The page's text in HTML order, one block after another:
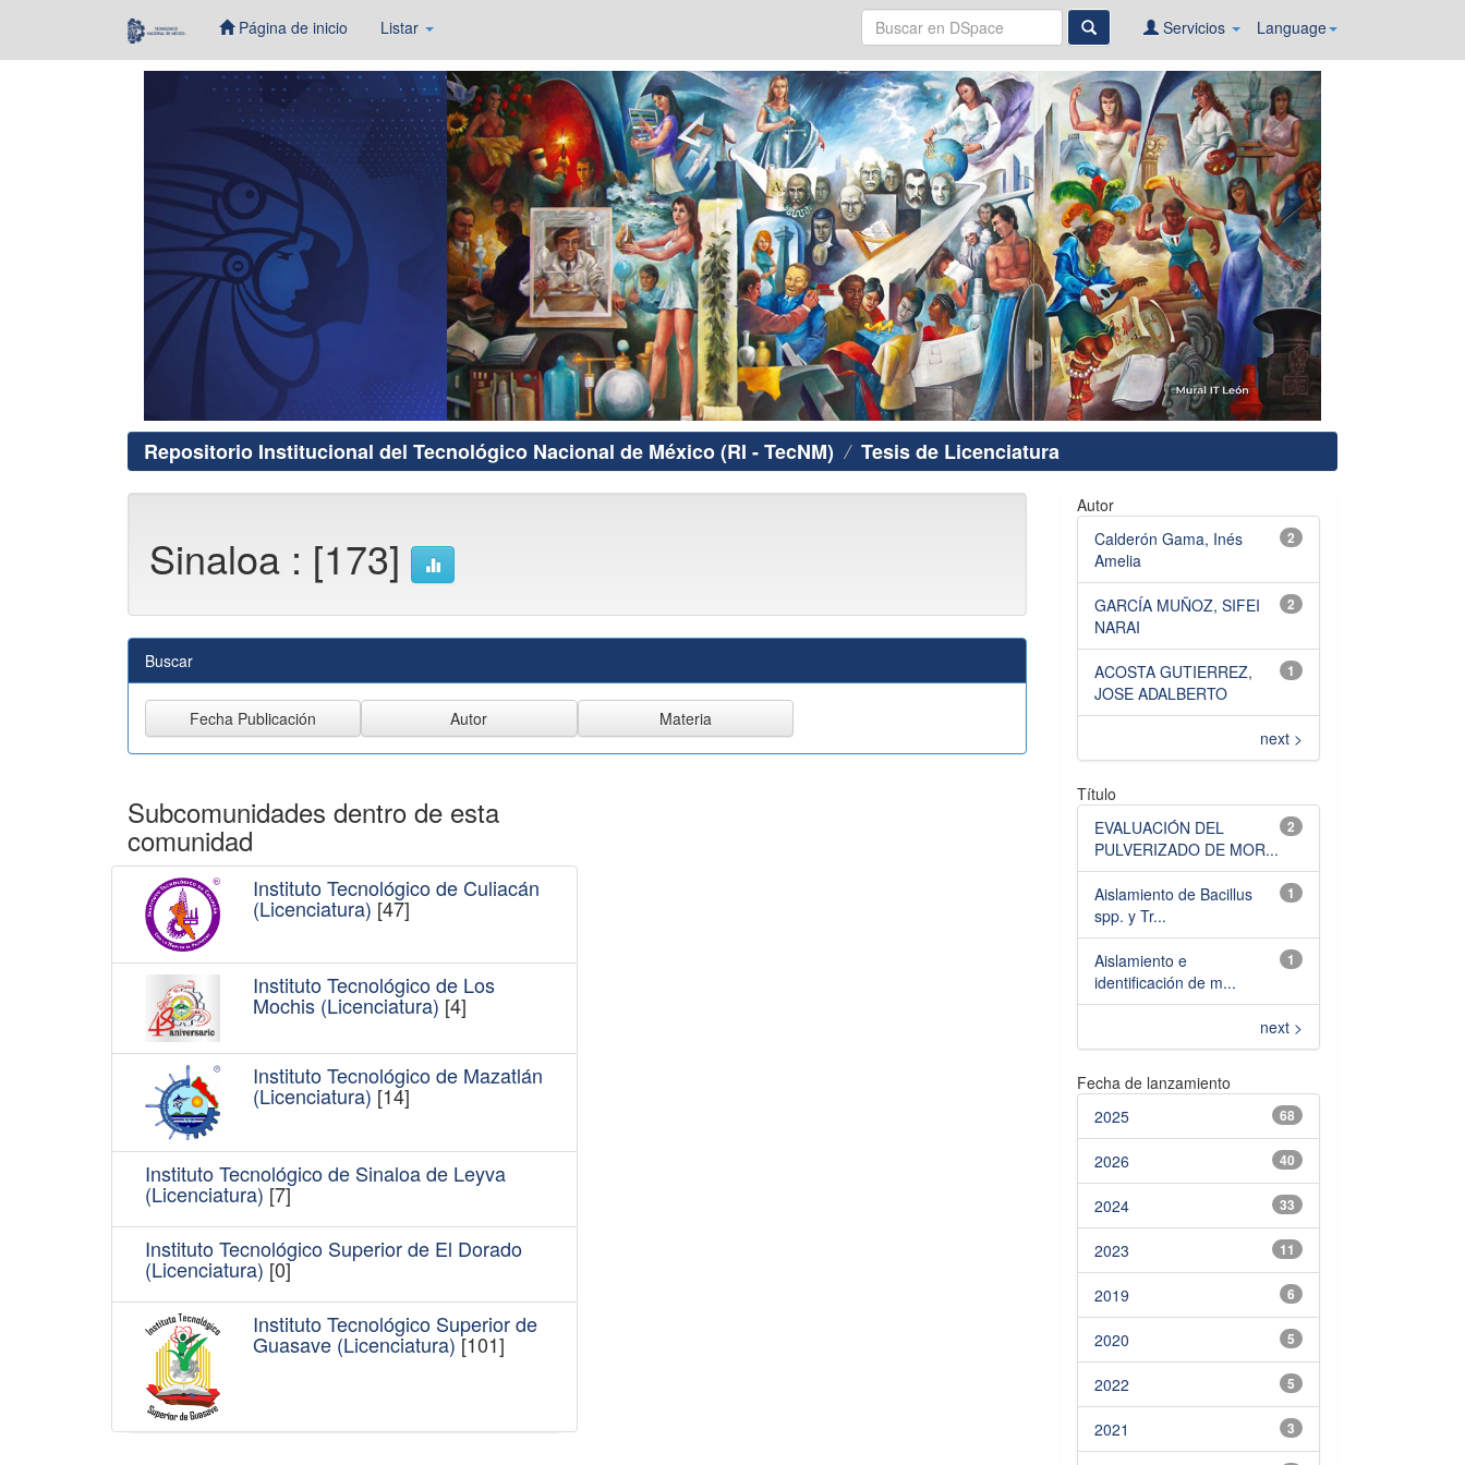
Página de inicio Listar Language
Servicios
Repositorio Institucional del Tecnológico Nacional de México (RI - TecNM) Tesis de Licenciatura
Sinaloa : [173]
Buscar
Subcomunidades dentro de esta
comunidad
Instituto Tecnológico de Culiacán
(Licenciatura) [47]
Instituto Tecnológico de Los
Mochis (Licenciatura) [4]
Instituto Tecnológico de Mazatlán
(Licenciatura) [14]
Instituto Tecnológico de Sinaloa de Leyva
(Licenciatura) [7]
Instituto Tecnológico Superior de El Dorado
(Licenciatura) [0]
Instituto Tecnológico Superior de
Guasave (Licenciatura) [101]
Autor
2
Calderón Gama, Inés
Amelia
2
GARCÍA MUÑOZ, SIFEI
NARAI
1
ACOSTA GUTIERREZ,
JOSE ADALBERTO
next >
Título
2
EVALUACIÓN DEL
PULVERIZADO DE MOR...
1
Aislamiento de Bacillus
spp. y Tr...
1
Aislamiento e
identificación de m...
next >
Fecha de lanzamiento
68
2025
40
2026
33
2024
11
2023
6
2019
5
2020
5
2022
3
2021